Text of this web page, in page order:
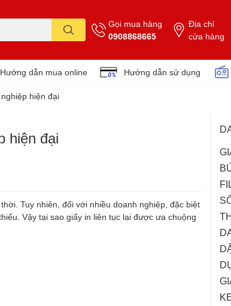
Gọi mua hàng
0908868665
Địa chỉ
cửa hàng
Hướng dẫn mua online Hướng dẫn sử dụng
hiện đại
hiện đại
Tuy nhiên, đối với nhiều doanh nghiệp, đặc biệt
Vậy tại sao giấy in liên tục lại được ưa chuộng